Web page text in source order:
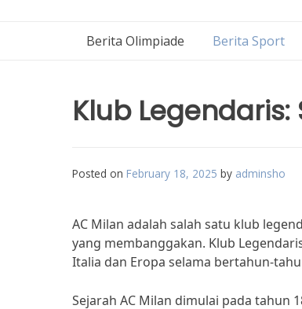
Berita Olimpiade Berita Sport
Klub
Posted on February 18, 2025 by adminsho
AC Milan adalah salah satu klub
yang membanggakan. Klub
Italia dan Eropa selama bertahun-
Sejarah AC Milan dimulai pada tahun